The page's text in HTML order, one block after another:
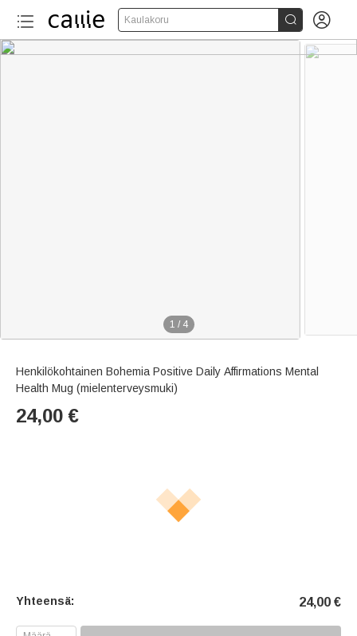
Kaulakoru  
1 / 4
Henkilökohtainen Bohemia Positive Daily Affirmations Mental
Health Mug (mielenterveysmuki)
24,00 €
Yhteensä: 24,00 €